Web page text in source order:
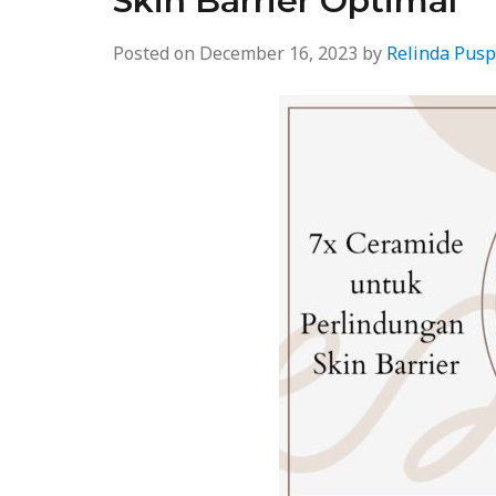
Posted on December 16, 2023 by Relinda